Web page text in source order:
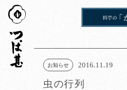
つば
甚
お知らせ 2016.11.19
虫の行列